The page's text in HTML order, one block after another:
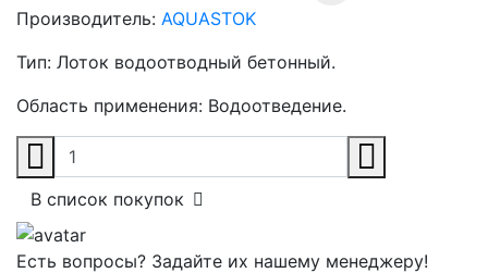
Производитель: AQUASTOK
Тип: Лоток водоотводный бетонный.
Область применения: Водоотведение.
В список покупок
Есть вопросы? Задайте их нашему менеджеру!